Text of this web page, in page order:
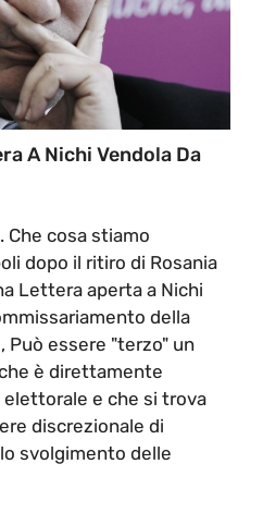
A Nichi Vendola Da
Che cosa stiamo
dopo il ritiro di Rosania
Lettera aperta a Nichi
della
Può essere "terzo" un
è direttamente
e che si trova
discrezionale di
svolgimento delle